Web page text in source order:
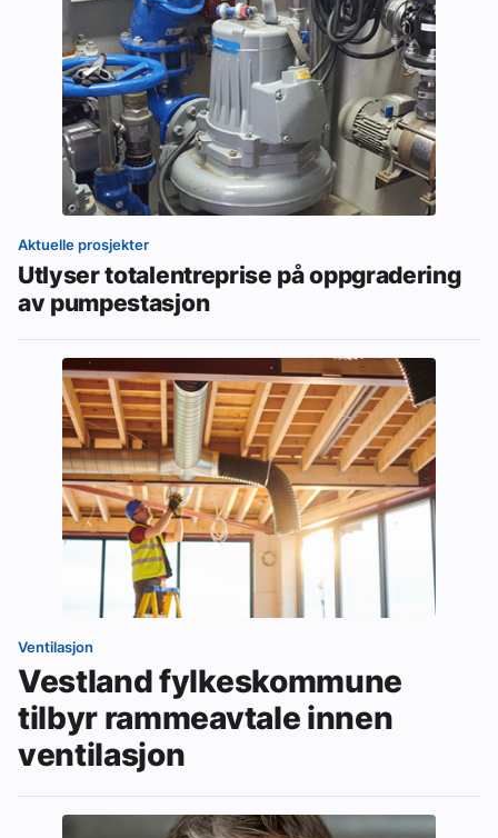
Aktuelle prosjekter
Utlyser totalentreprise på oppgradering
av pumpestasjon
Ventilasjon
Vestland fylkeskommune
tilbyr rammeavtale innen
ventilasjon